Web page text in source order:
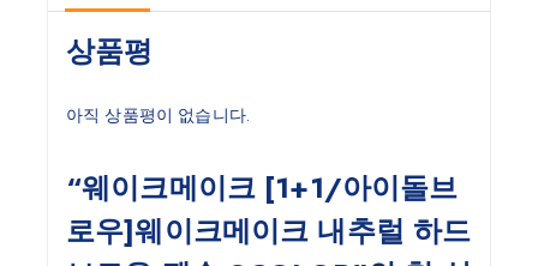
상품평
아직 상품평이 없습니다.
“웨이크메이크 [1+1/아이돌브
로우]웨이크메이크 내추럴 하드